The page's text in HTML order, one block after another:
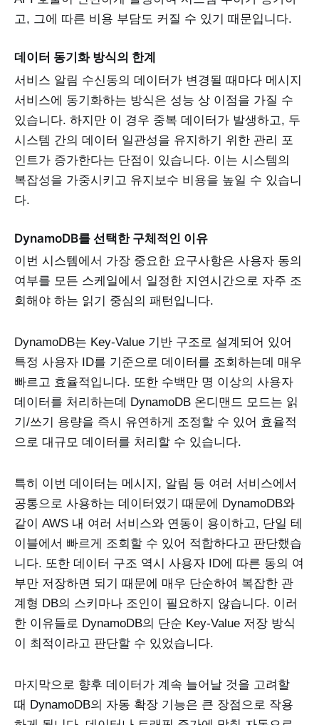
고, 그에 따른 비용 부담도 커질 수 있기 때문입니다.
데이터 동기화 방식의 한계
서비스 알림 수신동의 데이터가 변경될 때마다 메시지
서비스에 동기화하는 방식은 성능 상 이점을 가질 수
있습니다. 하지만 이 경우 중복 데이터가 발생하고, 두
시스템 간의 데이터 일관성을 유지하기 위한 관리 포
인트가 증가한다는 단점이 있습니다. 이는 시스템의
복잡성을 가중시키고 유지보수 비용을 높일 수 있습니
다.
DynamoDB를 선택한 구체적인 이유
이번 시스템에서 가장 중요한 요구사항은 사용자 동의
여부를 모든 스케일에서 일정한 지연시간으로 자주 조
회해야 하는 읽기 중심의 패턴입니다.
DynamoDB는 Key-Value 기반 구조로 설계되어 있어
특정 사용자 ID를 기준으로 데이터를 조회하는데 매우
빠르고 효율적입니다. 또한 수백만 명 이상의 사용자
데이터를 처리하는데 DynamoDB 온디맨드 모드는 읽
기/쓰기 용량을 즉시 유연하게 조정할 수 있어 효율적
으로 대규모 데이터를 처리할 수 있습니다.
특히 이번 데이터는 메시지, 알림 등 여러 서비스에서
공통으로 사용하는 데이터였기 때문에 DynamoDB와
같이 AWS 내 여러 서비스와 연동이 용이하고, 단일 테
이블에서 빠르게 조회할 수 있어 적합하다고 판단했습
니다. 또한 데이터 구조 역시 사용자 ID에 따른 동의 여
부만 저장하면 되기 때문에 매우 단순하여 복잡한 관
계형 DB의 스키마나 조인이 필요하지 않습니다. 이러
한 이유들로 DynamoDB의 단순 Key-Value 저장 방식
이 최적이라고 판단할 수 있었습니다.
마지막으로 향후 데이터가 계속 늘어날 것을 고려할
때 DynamoDB의 자동 확장 기능은 큰 장점으로 작용